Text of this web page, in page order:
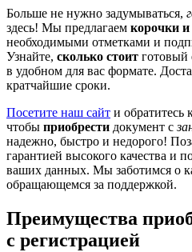
Больше не нужно задумываться,
здесь! Мы предлагаем корочки
необходимыми отметками и
Узнайте, сколько стоит готовый
в удобном для вас формате.
кратчайшие сроки.
Посетите наш сайт и обратитесь
чтобы приобрести документ с
надежно, быстро и недорого!
гарантией высокого качества и
ваших данных. Мы заботимся о
обращающемся за поддержкой.
Преимущества
с регистрацией